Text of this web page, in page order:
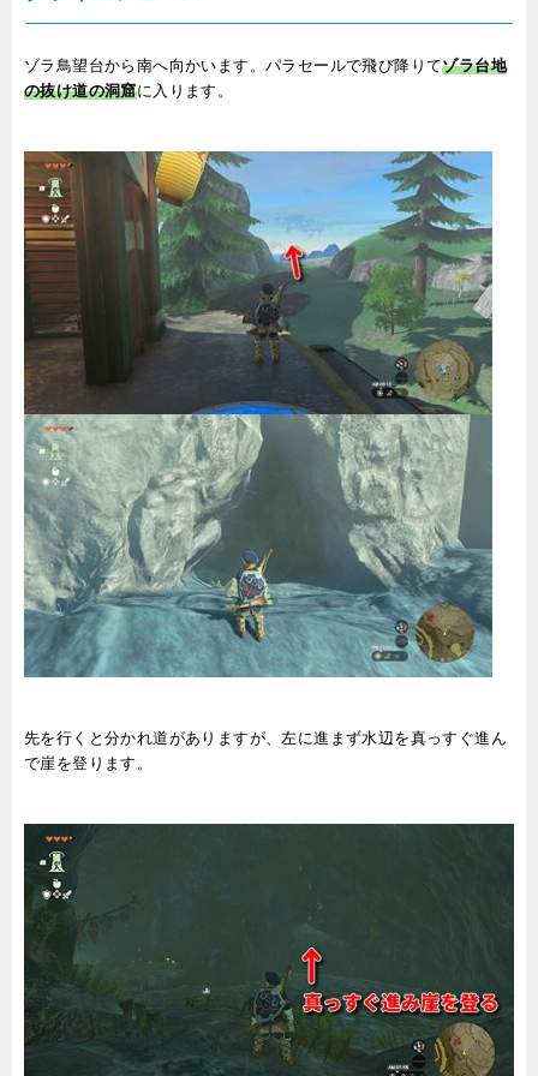
ゾラ鳥望台から南へ向かいます。パラセールで飛び降りてゾラ台地
の抜け道の洞窟に入ります。
先を行くと分かれ道がありますが、左に進まず水辺を真っすぐ進ん
で崖を登ります。